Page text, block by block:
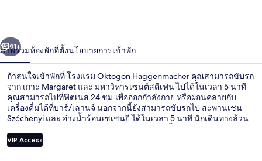
า
ถัดไป
91+
ภาพรวมห้องพักที่ตั้งนโยบายการเข้าพัก
ถ้าสนใจเข้าพักที่ โรงแรม Oktogon Haggenmacher คุณสามารถขับรถ
จาก เกาะ Margaret และ มหาวิหารเซนต์สตีเฟน ไปได้ในเวลา 5 นาที
คุณสามารถไปที่ฟิตเนส 24 ชม.เพื่อออกกำลังกาย หรือผ่อนคลายกับ
เครื่องดื่มได้ที่บาร์/เลานจ์ นอกจากนี้ยังสามารถขับรถไป สะพานเชน
Széchenyi และ อ่างน้ำร้อนเซเชนยี ได้ในเวลา 5 นาที นักเดินทางล้วน
สาธารณะ: เดินไม่กี่ก้าวจาก จุดรถราง Oktogon M และ สถานี
Oktogon
VIP Access